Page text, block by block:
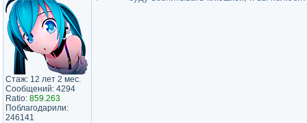
Стаж: 12 лет 2 мес.
Сообщений: 4294
Ratio: 859.263
Поблагодарили:
246141